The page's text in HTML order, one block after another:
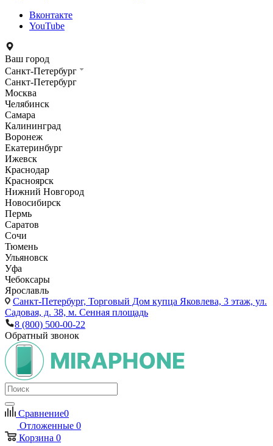
Вконтакте
YouTube
Ваш город
Санкт-Петербург
Санкт-Петербург
Москва
Челябинск
Самара
Калининград
Воронеж
Екатеринбург
Ижевск
Краснодар
Красноярск
Нижний Новгород
Новосибирск
Пермь
Саратов
Сочи
Тюмень
Ульяновск
Уфа
Чебоксары
Ярославль
Санкт-Петербург, Торговый Дом купца Яковлева, 3 этаж, ул.
Садовая, д. 38, м. Сенная площадь
8 (800) 500-00-22
Обратный звонок
Сравнение0
Отложенные 0
Корзина 0